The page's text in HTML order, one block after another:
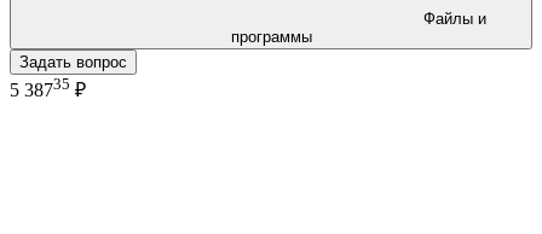
программы
Задать вопрос
5 38735 ₽